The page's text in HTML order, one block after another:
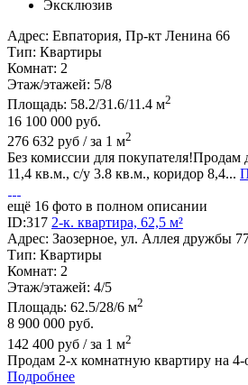
Эксклюзив
Адрес: Евпатория, Пр-кт Ленина 66
Тип: Квартиры
Комнат: 2
Этаж/этажей: 5/8
Площадь: 58.2/31.6/11.4 м2
16 100 000 руб.
276 632 руб / за 1 м2
Без комиссии для
11,4 кв.м., с/у 3.8 кв.м., коридор 8,4...
ещё 16 фото в полном описании
ID:317 2-к. квартира, 62,5 м²
Адрес: Заозерное, ул. Аллея дружбы
Тип: Квартиры
Комнат: 2
Этаж/этажей: 4/5
Площадь: 62.5/28/6 м2
8 900 000 руб.
142 400 руб / за 1 м2
Продам 2-х комнатную квартиру на
Подробнее